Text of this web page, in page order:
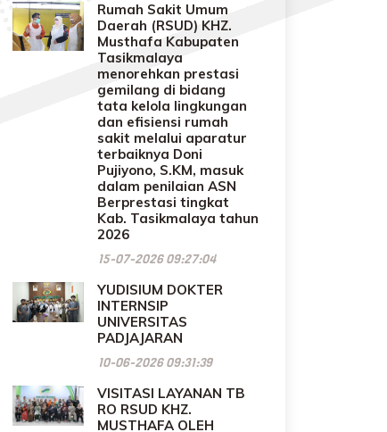
Rumah Sakit Umum
Daerah (RSUD) KHZ.
Musthafa Kabupaten
Tasikmalaya
menorehkan prestasi
gemilang di bidang
tata kelola lingkungan
dan efisiensi rumah
sakit melalui aparatur
terbaiknya Doni
Pujiyono, S.KM, masuk
dalam penilaian ASN
Berprestasi tingkat
Kab. Tasikmalaya tahun
2026
15-07-2026 09:27:04
YUDISIUM DOKTER
INTERNSIP
UNIVERSITAS
PADJAJARAN
10-06-2026 09:31:39
VISITASI LAYANAN TB
RO RSUD KHZ.
MUSTHAFA OLEH